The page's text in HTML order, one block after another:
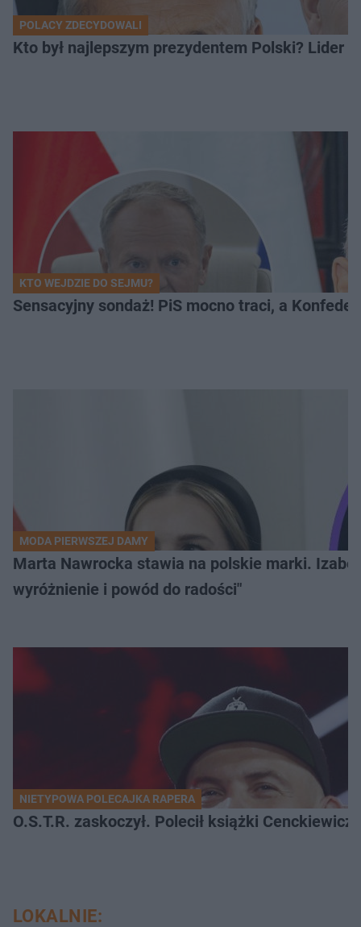
POLACY ZDECYDOWALI
Kto był najlepszym prezydentem Polski? Lider
KTO WEJDZIE DO SEJMU?
Sensacyjny sondaż! PiS mocno traci, a
MODA PIERWSZEJ DAMY
Marta Nawrocka stawia na polskie marki.
wyróżnienie i powód do radości"
NIETYPOWA POLECAJKA RAPERA
O.S.T.R. zaskoczył. Polecił książki
LOKALNIE: